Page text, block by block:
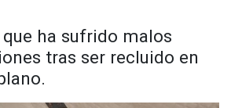
ha sufrido malos
tras ser recluido en